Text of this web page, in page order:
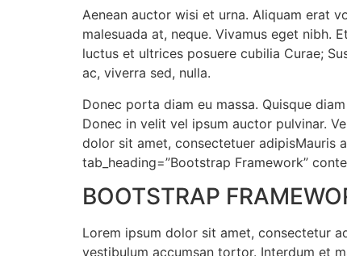
Aenean auctor wisi et urna. Aliquam erat
malesuada at, neque. Vivamus eget nibh.
luctus et ultrices posuere cubilia Curae;
ac, viverra sed, nulla.
Donec porta diam eu massa. Quisque
Donec in velit vel ipsum auctor pulvinar.
dolor sit amet, consectetuer adipisMauris
tab_heading=”Bootstrap Framework”
BOOTSTRAP
Lorem ipsum dolor sit amet, consectetur
vestibulum accumsan tortor. Interdum et